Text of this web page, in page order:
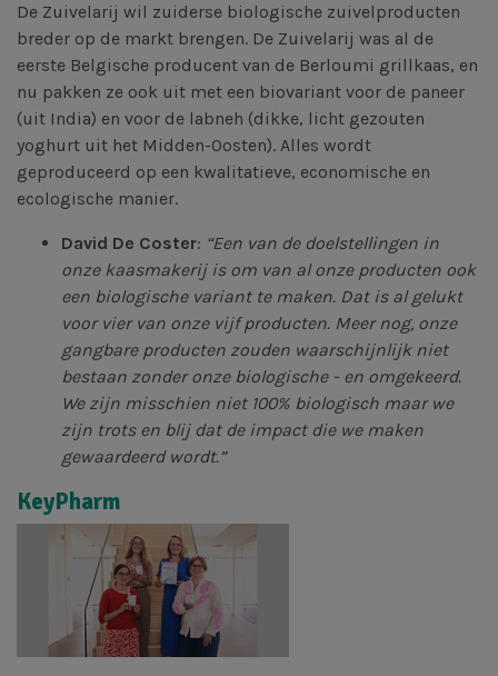
De Zuivelarij wil zuiderse biologische zuivelproducten
breder op de markt brengen. De Zuivelarij was al de
eerste Belgische producent van de Berloumi grillkaas, en
nu pakken ze ook uit met een biovariant voor de paneer
(uit India) en voor de labneh (dikke, licht gezouten
yoghurt uit het Midden-Oosten). Alles wordt
geproduceerd op een kwalitatieve, economische en
ecologische manier.
David De Coster: “Een van de doelstellingen in
onze kaasmakerij is om van al onze producten ook
een biologische variant te maken. Dat is al gelukt
voor vier van onze vijf producten. Meer nog, onze
gangbare producten zouden waarschijnlijk niet
bestaan zonder onze biologische - en omgekeerd.
We zijn misschien niet 100% biologisch maar we
zijn trots en blij dat de impact die we maken
gewaardeerd wordt.”
KeyPharm